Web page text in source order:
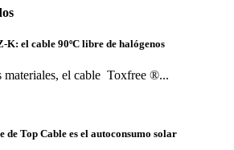
el cable 90ºC libre de halógenos
materiales, el cable Toxfree ®...
de Top Cable es el autoconsumo solar